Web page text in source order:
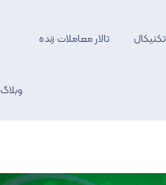
تکنیکال تالار معاملات زنده
وبلاگ روانشناسی